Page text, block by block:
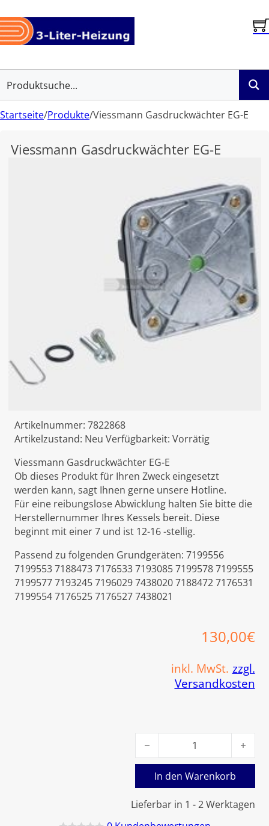
Startseite/Produkte/Viessmann Gasdruckwächter EG-E
Viessmann Gasdruckwächter EG-E
Artikelnummer: 7822868
Artikelzustand: Neu Verfügbarkeit: Vorrätig
Viessmann Gasdruckwächter EG-E
Ob dieses Produkt für Ihren Zweck eingesetzt
werden kann, sagt Ihnen gerne unsere Hotline.
Für eine reibungslose Abwicklung halten Sie bitte die
Herstellernummer Ihres Kessels bereit. Diese
beginnt mit einer 7 und ist 12-16 -stellig.
Passend zu folgenden Grundgeräten: 7199556
7199553 7188473 7176533 7193085 7199578 7199555
7199577 7193245 7196029 7438020 7188472 7176531
7199554 7176525 7176527 7438021
130,00€
inkl. MwSt. zzgl.
Versandkosten
Lieferbar in 1 - 2 Werktagen
Viessmann Gasdruckwächter
In den Warenkorb